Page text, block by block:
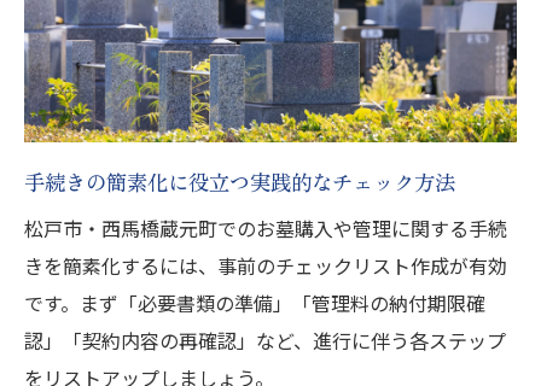
手続きの簡素化に役立つ実践的なチェック方法
松戸市・西馬橋蔵元町でのお墓購入や管理に関する手続
きを簡素化するには、事前のチェックリスト作成が有効
です。まず「必要書類の準備」「管理料の納付期限確
認」「契約内容の再確認」など、進行に伴う各ステップ
をリストアップしましょう。